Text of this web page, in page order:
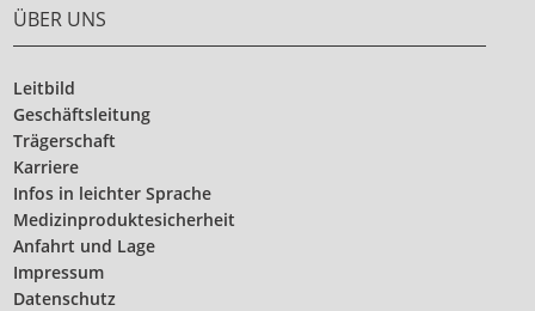
ÜBER UNS
Leitbild
Geschäftsleitung
Trägerschaft
Karriere
Infos in leichter Sprache
Medizinproduktesicherheit
Anfahrt und Lage
Impressum
Datenschutz